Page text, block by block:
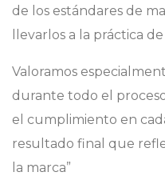
de los estándares de
llevarlos a la práctica
Valoramos
durante todo el
el cumplimiento en
resultado final que
la marca”